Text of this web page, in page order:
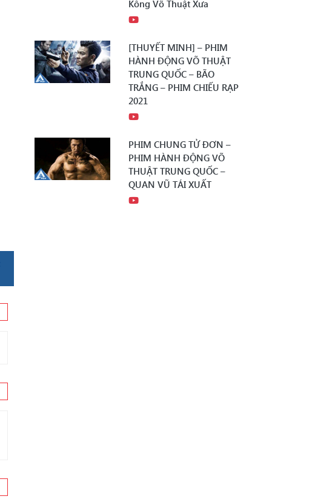
Kông Võ Thuật Xưa
[THUYẾT MINH] – PHIM
HÀNH ĐỘNG VÕ THUẬT
TRUNG QUỐC – BÃO
TRẮNG – PHIM CHIẾU RẠP
2021
PHIM CHUNG TỬ ĐƠN –
PHIM HÀNH ĐỘNG VÕ
THUẬT TRUNG QUỐC –
QUAN VŨ TÁI XUẤT